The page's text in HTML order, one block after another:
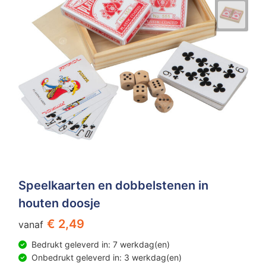
Speelkaarten en dobbelstenen in
houten doosje
vanaf € 2,49
Bedrukt geleverd in: 7 werkdag(en)
Onbedrukt geleverd in: 3 werkdag(en)